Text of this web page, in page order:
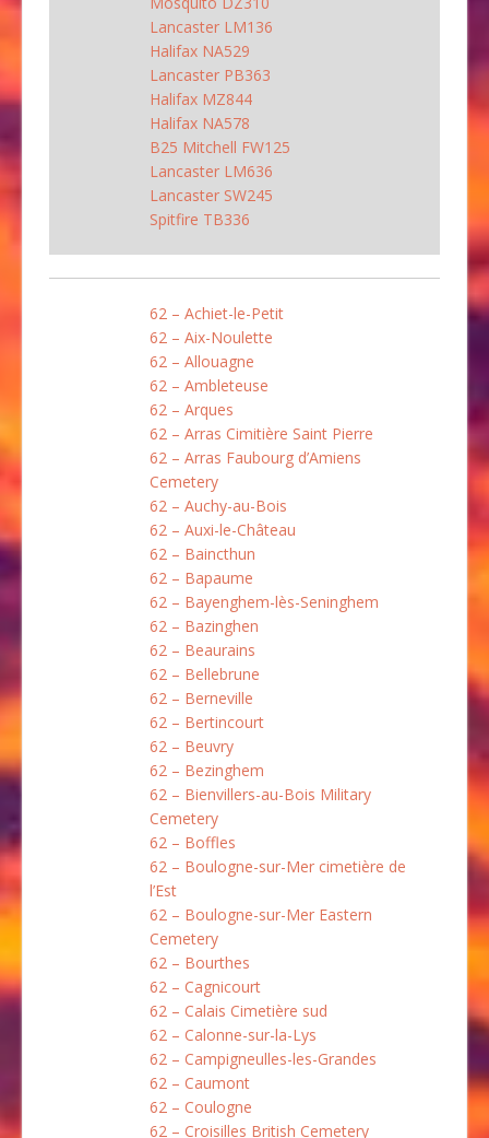
Lancaster LM136
Halifax NA529
Lancaster PB363
Halifax MZ844
Halifax NA578
B25 Mitchell FW125
Lancaster LM636
Lancaster SW245
Spitfire TB336
62 – Achiet-le-Petit
62 – Aix-Noulette
62 – Allouagne
62 – Ambleteuse
62 – Arques
62 – Arras Cimitière Saint Pierre
62 – Arras Faubourg d’Amiens
Cemetery
62 – Auchy-au-Bois
62 – Auxi-le-Château
62 – Baincthun
62 – Bapaume
62 – Bayenghem-lès-Seninghem
62 – Bazinghen
62 – Beaurains
62 – Bellebrune
62 – Berneville
62 – Bertincourt
62 – Beuvry
62 – Bezinghem
62 – Bienvillers-au-Bois Military
Cemetery
62 – Boffles
62 – Boulogne-sur-Mer cimetière de
l’Est
62 – Boulogne-sur-Mer Eastern
Cemetery
62 – Bourthes
62 – Cagnicourt
62 – Calais Cimetière sud
62 – Calonne-sur-la-Lys
62 – Campigneulles-les-Grandes
62 – Caumont
62 – Coulogne
62 – Croisilles British Cemetery